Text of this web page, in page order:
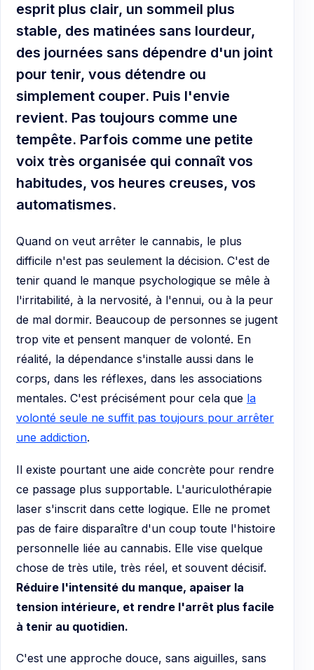
esprit plus clair, un sommeil plus
stable, des matinées sans lourdeur,
des journées sans dépendre d'un joint
pour tenir, vous détendre ou
simplement couper. Puis l'envie
revient. Pas toujours comme une
tempête. Parfois comme une petite
voix très organisée qui connaît vos
habitudes, vos heures creuses, vos
automatismes.
Quand on veut arrêter le cannabis, le plus
difficile n'est pas seulement la décision. C'est de
tenir quand le manque psychologique se mêle à
l'irritabilité, à la nervosité, à l'ennui, ou à la peur
de mal dormir. Beaucoup de personnes se jugent
trop vite et pensent manquer de volonté. En
réalité, la dépendance s'installe aussi dans le
corps, dans les réflexes, dans les associations
mentales. C'est précisément pour cela que la
volonté seule ne suffit pas toujours pour arrêter
une addiction.
Il existe pourtant une aide concrète pour rendre
ce passage plus supportable. L'auriculothérapie
laser s'inscrit dans cette logique. Elle ne promet
pas de faire disparaître d'un coup toute l'histoire
personnelle liée au cannabis. Elle vise quelque
chose de très utile, très réel, et souvent décisif.
Réduire l'intensité du manque, apaiser la
tension intérieure, et rendre l'arrêt plus facile
à tenir au quotidien.
C'est une approche douce, sans aiguilles, sans